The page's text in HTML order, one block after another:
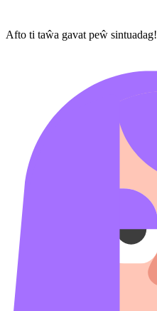
Afto ti ta​ŵa gavat peŵ sintuadag!